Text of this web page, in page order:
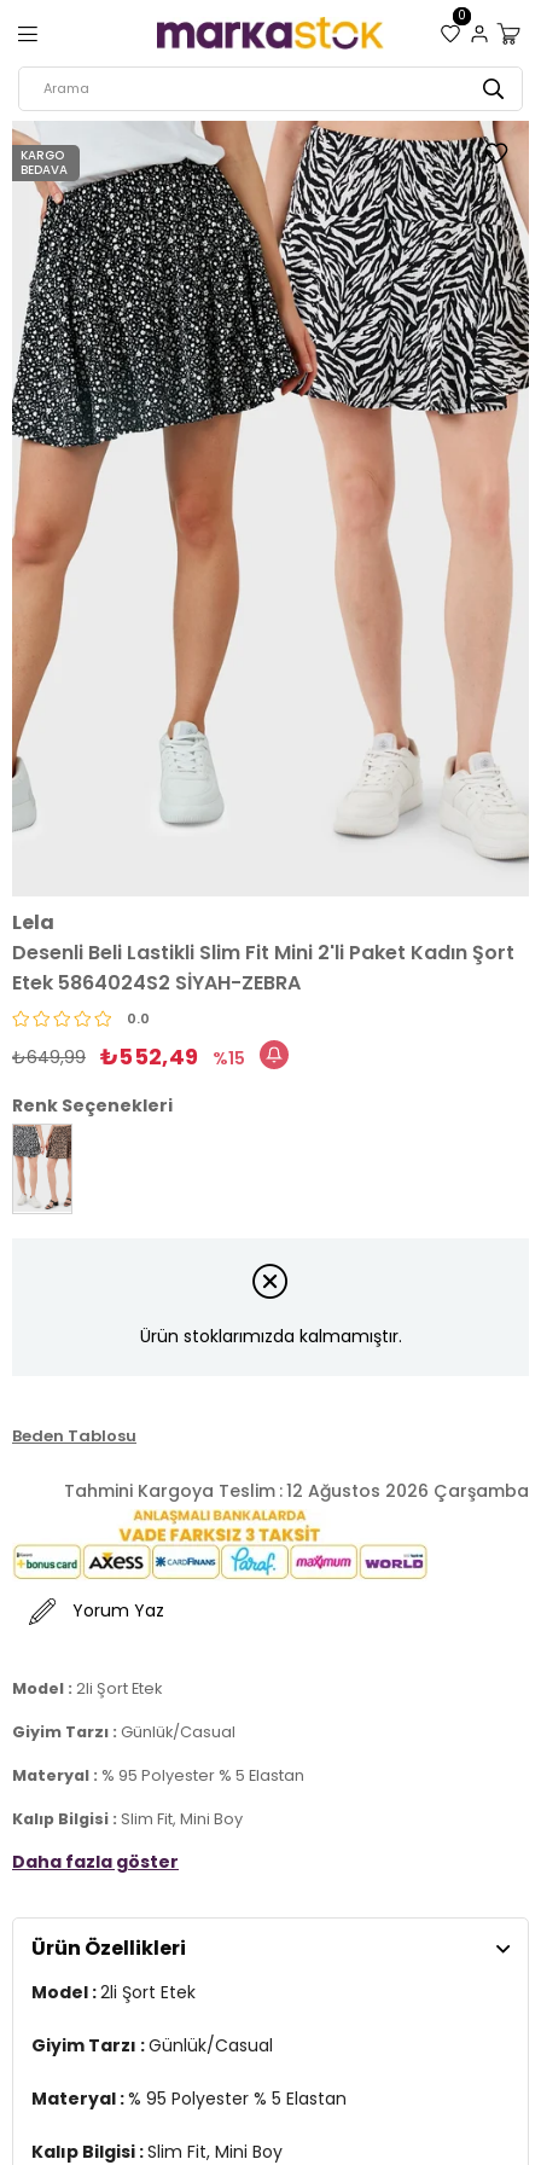
0
KARGO
BEDAVA
Lela
Desenli Beli Lastikli Slim Fit Mini 2'li Paket Kadın Şort
Etek 5864024S2 SİYAH-ZEBRA
0.0
₺649,99 ₺552,49
15
Renk Seçenekleri
Ürün stoklarımızda kalmamıştır.
Beden Tablosu
Tahmini Kargoya Teslim :12 Ağustos 2026 Çarşamba
Yorum Yaz
Model : 2li Şort Etek
Giyim Tarzı : Günlük/Casual
Materyal : % 95 Polyester % 5 Elastan
Kalıp Bilgisi : Slim Fit, Mini Boy
Detay :
Üretim YeriTürkiye
Daha fazla göster
Ürün Özellikleri
Model :2li Şort Etek
Giyim Tarzı :Günlük/Casual
Materyal :% 95 Polyester % 5 Elastan
Kalıp Bilgisi :Slim Fit, Mini Boy